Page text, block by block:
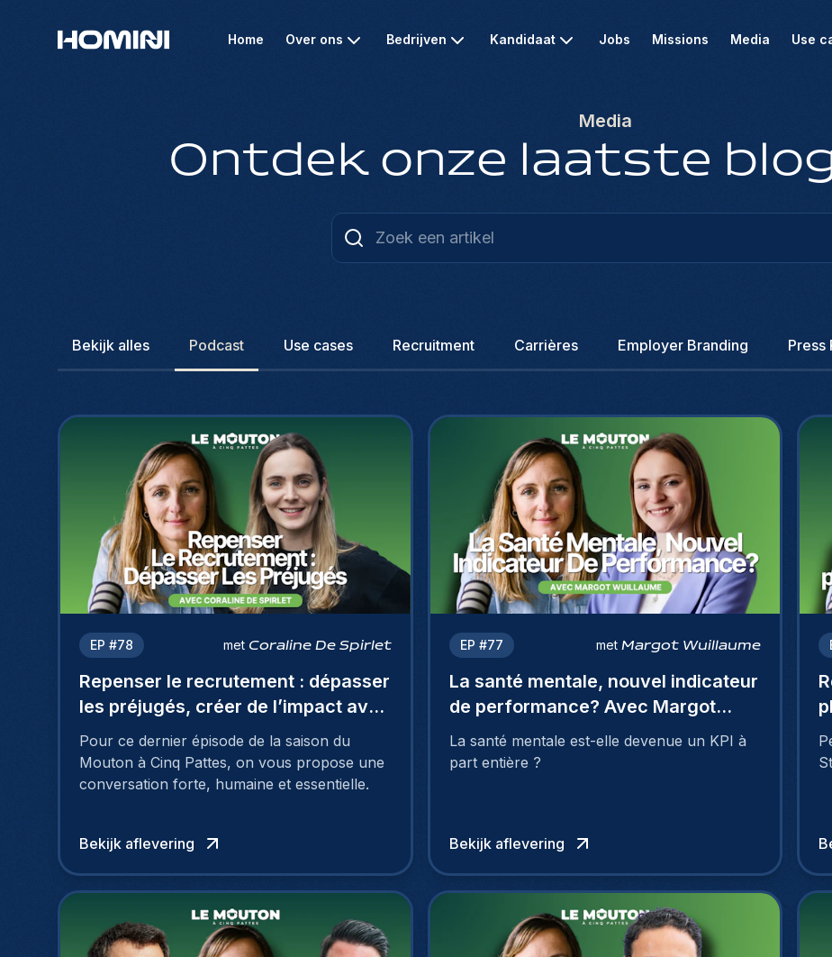
Home Over ons Bedrijven Kandidaat Jobs Missions Media Use
Media
Ontdek onze laatste
Bekijk alles Podcast Use cases Recruitment Carrières Employer Branding Press
EP #78 met Coraline De Spirlet
Repenser le recrutement : dépasser
les préjugés, créer de l’impact avec
Coraline De Spirlet
Pour ce dernier épisode de la saison du
Mouton à Cinq Pattes, on vous propose une
conversation forte, humaine et essentielle.
Bekijk aflevering
EP #77 met Margot Wuillaume
La santé mentale, nouvel indicateur
de performance? Avec Margot
Wuillaume
La santé mentale est-elle devenue un KPI à
part entière ?
Bekijk aflevering